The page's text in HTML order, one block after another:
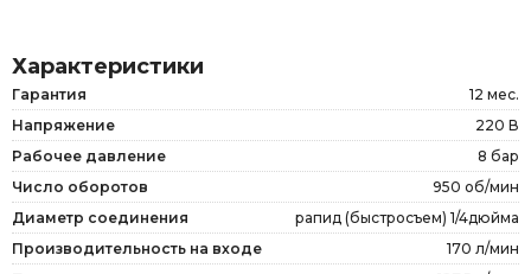
Характеристики
Гарантия
12 мес.
Напряжение
220 В
Рабочее давление
8 бар
Число оборотов
950 об/мин
Диаметр соединения
рапид (быстросъем) 1/4дюйма
Производительность на входе
170 л/мин